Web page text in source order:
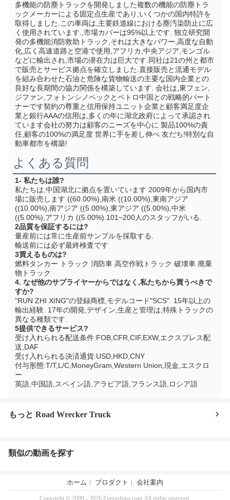
多機能の防塵トラックを開発しました複数の機能の防塵トラ
ックメーカーによる固定点生産であり,いくつかの国内特許を
取得しました.この車両は,主要鉄道線における塵汚染防止に広
く使用されています.,市場カバーは95%以上です. 独立研究開
発の多機能消防救助トラック,それは大きなパワー,高度な自動
化,広く高速道路と空港で使用,アフリカ,中央アジア,モンゴル
などに輸出され,市場の潜在力は巨大です.同社は21の州と都市
で販売とサービス拠点を確立しました.直接販売と流通モデル
を組み合わせた石油と危険な貨物輸送の主要な国内企業との
良好な長期間の協力関係を構築しています. 会社は,東フェン,
ジファン,フォトンシノペックとペトロ中国との戦略的パート
ナーです契約の尊重と信用保持ユニット企業と顧客満足度企
業と銀行AAAの信用は,多くの年に湖北政府によって承認され
ています会社の努力は顧客のニーズを中心に 製品100%の責
任,顧客の100%の満足度 世界に手を差し伸べ 友だち!特別な自
動車都市を構築!
よくある質問
1- 私たちは誰?
私たちは,中国湖北に拠点を置いています 2009年から国内市
場に販売します ((60.00%),南米 ((10.00%),東南アジア
((10.00%),南アジア ((5.00%),東アジア ((5.00%),中米
((5.00%),アフリカ ((5.00%).101~200人のスタッフがいる.
2品質を保証するには?
量産前には常に生産前サンプルを採取する.
輸送前には必ず最終検査です
3買えるものは?
燃料タンカー トラック 消防車 高空作戦トラック 破壊車 廃棄
物トラック
4. なぜ他のサプライヤーからではなく,私たちから買うべきで
すか?
"RUN ZHI XING"の登録商標,モデルコード"SCS". 15年以上の
輸出経験. 17年の開発,デザイン,生産と管理は,特殊トラックの
異なる種類です.
5提供できるサービス?
受け入れられる配送条件:FOB,CFR,CIF,EXW,エクスプレス配
送,DAF
受け入れられる決済通貨:USD,HKD,CNY
付与形態:T/T,L/C,MoneyGram,Western Union,現金,エスクロ
ー
英語,中国語,スペイン語,アラビア語,フランス語,ロシア語
もっと Road Wrecker Truck
類似の動画を探す
ホーム プロダクト 会社案内
Copyright © 2009 - 2026 Everychina.com.All rights reserved.